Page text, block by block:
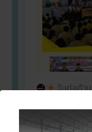
วันต่อต้าน
28 มิถุนาย